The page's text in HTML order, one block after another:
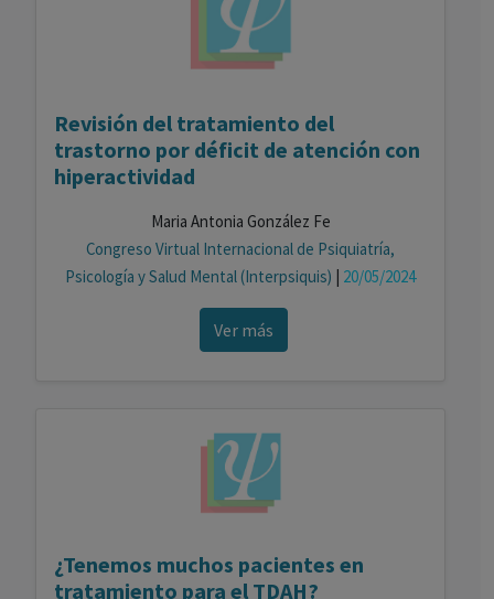
Revisión del tratamiento del
trastorno por déficit de atención con
hiperactividad
Maria Antonia González Fe
Congreso Virtual Internacional de Psiquiatría,
Psicología y Salud Mental (Interpsiquis) | 20/05/2024
Ver más
¿Tenemos muchos pacientes en
tratamiento para el TDAH?